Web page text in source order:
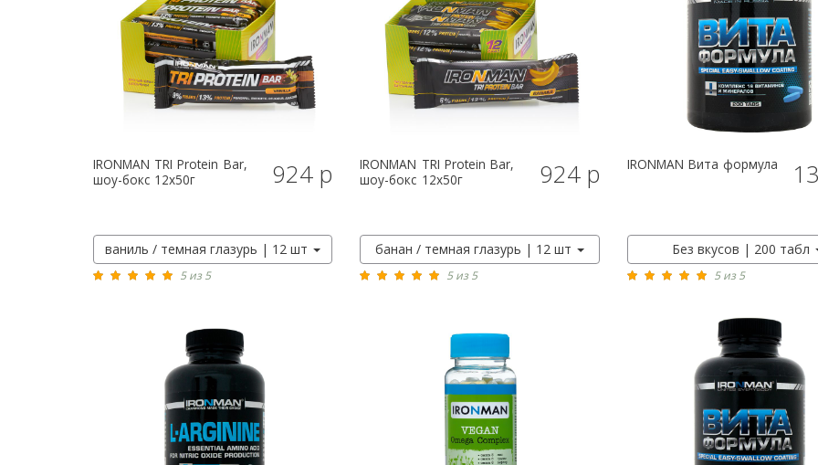
IRONMAN TRI Protein Bar,
шоу-бокс 12x50г
924 р КУПИТЬ
ваниль / темная глазурь | 12 шт
5 из 5
IRONMAN TRI Protein Bar,
шоу-бокс 12x50г
924 р КУПИТЬ
банан / темная глазурь | 12 шт
5 из 5
IRONMAN Вита формула
Без вкусов | 200 табл
5 из 5